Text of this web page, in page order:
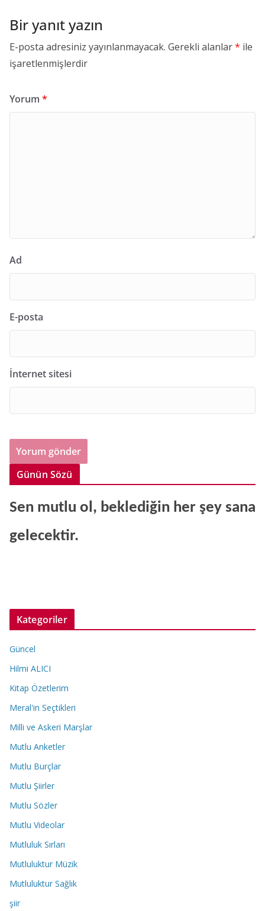
Bir yanıt yazın
E-posta adresiniz yayınlanmayacak. Gerekli alanlar* ile
işaretlenmişlerdir
Yorum *
Ad
E-posta
İnternet sitesi
Günün Sözü
Sen mutlu ol, beklediğin her şey sana
gelecektir.
Kategoriler
Güncel
Hilmi ALICI
Kitap Özetlerim
Meral'in Seçtikleri
Milli ve Askeri Marşlar
Mutlu Anketler
Mutlu Burçlar
Mutlu Şiirler
Mutlu Sözler
Mutlu Videolar
Mutluluk Sırları
Mutluluktur Müzik
Mutluluktur Sağlık
şiir